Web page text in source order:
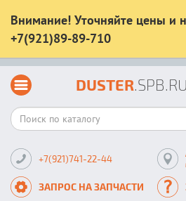
Внимание! Уточняйте цены и
+7(921)89-89-710
DUSTER.SPB.RU
+7(921)741-22-44
ЗАПРОС НА ЗАПЧАСТИ